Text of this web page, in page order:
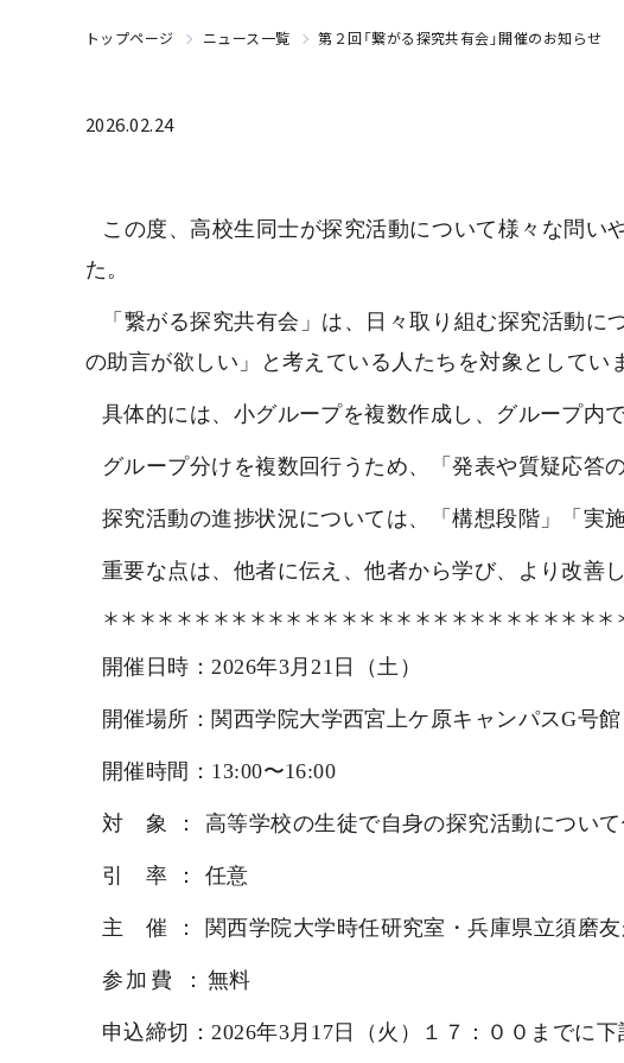
トップページ ニュース一覧 第２回「繋がる探究共有会」開催のお知らせ
2026.02.24
この度、高校生同士が探究活動について様々な問
た。
「繋がる探究共有会」は、日々取り組む探究活動
の助言が欲しい」と考えている人たちを対象としてい
具体的には、小グループを複数作成し、グループ内
グループ分けを複数回行うため、「発表や質疑応答
探究活動の進捗状況については、「構想段階」「実
重要な点は、他者に伝え、他者から学び、より改善
＊＊＊＊＊＊＊＊＊＊＊＊＊＊＊＊＊＊＊＊＊＊＊＊＊＊＊
開催日時：2026年3月21日（土）
開催場所： 関西学院大学西宮上ケ原キャンパスG号
開催時間： 13:00〜16:00
対 象： 高等学校の生徒で自身の探究活動につい
引 率： 任意
主 催： 関西学院大学時任研究室・兵庫県立須磨
参加費 ： 無料
申込締切：2026年3月17日（火）１７：００までに